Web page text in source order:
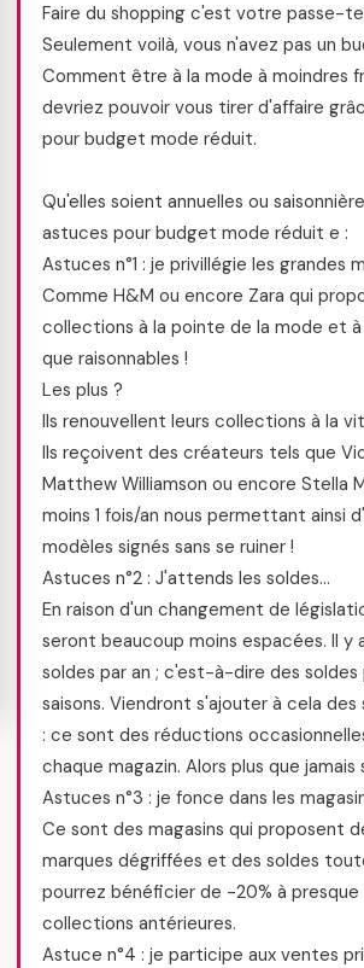
Faire du shopping c'est votre passe-
Seulement voilà, vous n'avez pas un
Comment être à la mode à moindres
devriez pouvoir vous tirer d'affaire
pour budget mode réduit.
Qu'elles soient annuelles ou
astuces pour budget mode réduit e :
Astuces n°1 : je privillégie les grandes
Comme H&M ou encore Zara qui
collections à la pointe de la mode et à
que raisonnables !
Les plus ?
Ils renouvellent leurs collections à la
Ils reçoivent des créateurs tels que
Matthew Williamson ou encore Stella
moins 1 fois/an nous permettant ainsi
modèles signés sans se ruiner !
Astuces n°2 : J'attends les soldes…
En raison d'un changement de
seront beaucoup moins espacées. Il y
soldes par an ; c'est-à-dire des soldes
saisons. Viendront s'ajouter à cela
: ce sont des réductions
chaque magazin. Alors plus que
Astuces n°3 : je fonce dans les
Ce sont des magasins qui proposent
marques dégriffées et des soldes
pourrez bénéficier de -20% à presque
collections antérieures.
Astuce n°4 : je participe aux ventes